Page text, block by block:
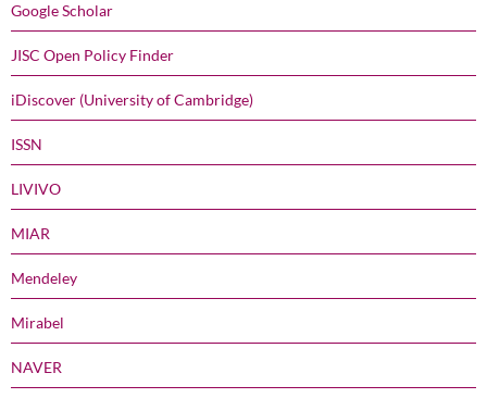
Google Scholar
JISC Open Policy Finder
iDiscover (University of Cambridge)
ISSN
LIVIVO
MIAR
Mendeley
Mirabel
NAVER